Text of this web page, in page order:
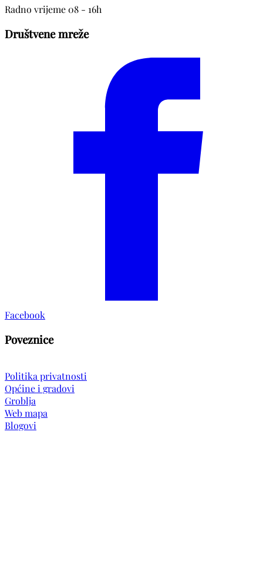
Radno vrijeme 08 - 16h
Društvene mreže
Facebook
Poveznice
Politika privatnosti
Općine i gradovi
Groblja
Web mapa
Blogovi